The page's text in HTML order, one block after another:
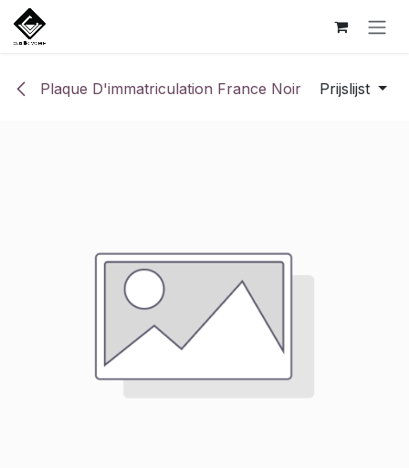
Overslaan naar inhoud
Plaque D'immatriculation France Noir Prijslijst